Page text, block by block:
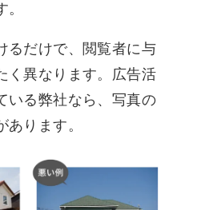
るだけで、閲覧者に与
く異なります。広告活
いる弊社なら、写真の
ります。